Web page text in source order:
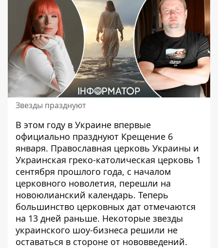
Звезды празднуют
В этом году в Украине впервые
официально празднуют Крещение 6
января. Православная церковь Украины и
Украинская греко-католическая церковь 1
сентября прошлого года, с началом
церковного новолетия, перешли на
новоюлианский календарь. Теперь
большинство церковных дат отмечаются
на 13 дней раньше. Некоторые звезды
украинского шоу-бизнеса решили не
оставаться в стороне от нововведений.